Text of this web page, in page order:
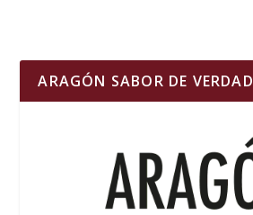
ARAGÓN SABOR DE VERDAD